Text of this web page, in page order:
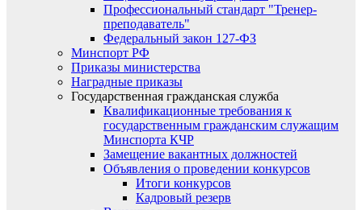
Профессиональный стандарт "Тренер-
преподаватель"
Федеральный закон 127-ФЗ
Минспорт РФ
Приказы министерства
Наградные приказы
Государственная гражданская служба
Квалификационные требования к
государственным гражданским служащим
Минспорта КЧР
Замещение вакантных должностей
Объявления о проведении конкурсов
Итоги конкурсов
Кадровый резерв